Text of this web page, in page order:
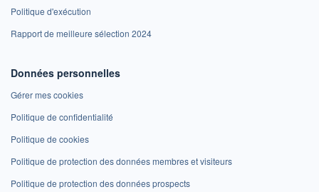
Politique d'exécution
Rapport de meilleure sélection 2024
Données personnelles
Gérer mes cookies
Politique de confidentialité
Politique de cookies
Politique de protection des données membres et visiteurs
Politique de protection des données prospects